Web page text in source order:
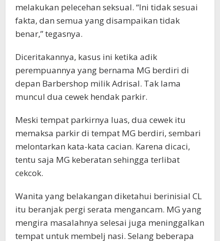
melakukan pelecehan seksual. “Ini tidak sesuai
fakta, dan semua yang disampaikan tidak
benar,” tegasnya.
Diceritakannya, kasus ini ketika adik
perempuannya yang bernama MG berdiri di
depan Barbershop milik Adrisal. Tak lama
muncul dua cewek hendak parkir.
Meski tempat parkirnya luas, dua cewek itu
memaksa parkir di tempat MG berdiri, sembari
melontarkan kata-kata cacian. Karena dicaci,
tentu saja MG keberatan sehingga terlibat
cekcok.
Wanita yang belakangan diketahui berinisial CL
itu beranjak pergi serata mengancam. MG yang
mengira masalahnya selesai juga meninggalkan
tempat untuk membelj nasi. Selang beberapa